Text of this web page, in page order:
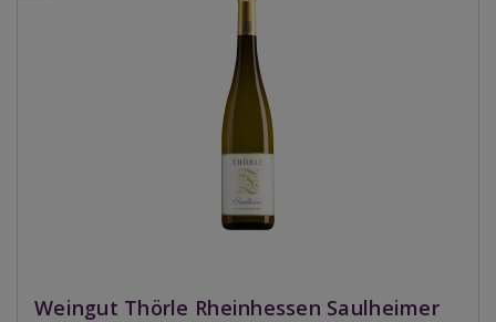
Weingut Thörle Rheinhessen Saulheimer